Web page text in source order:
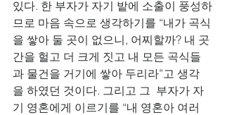
있다. 한 부자가 자기 밭에 소출이 풍성하
므로 마음 속으로 생각하기를 “내가 곡식
을 쌓아 둘 곳이 없으니, 어찌할까? 내 곳
간을 헐고 더 크게 짓고 내 모든 곡식들
과 물건을 거기에 쌓아 두리라”고 생각
을 하였던 것이다. 그리고 그  부자가 자
기 영혼에게 이르기를 “내 영혼아 여러